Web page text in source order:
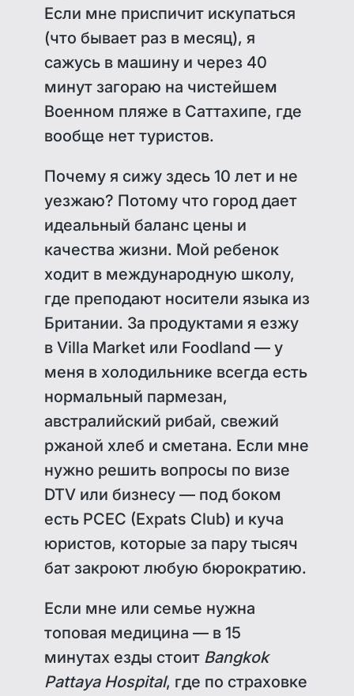
Если мне приспичит искупаться
(что бывает раз в месяц), я
сажусь в машину и через 40
минут загораю на чистейшем
Военном пляже в Саттахипе, где
вообще нет туристов.
Почему я сижу здесь 10 лет и не
уезжаю? Потому что город дает
идеальный баланс цены и
качества жизни. Мой ребенок
ходит в международную школу,
где преподают носители языка из
Британии. За продуктами я езжу
в Villa Market или Foodland — у
меня в холодильнике всегда есть
нормальный пармезан,
австралийский рибай, свежий
ржаной хлеб и сметана. Если мне
нужно решить вопросы по визе
DTV или бизнесу — под боком
есть PCEC (Expats Club) и куча
юристов, которые за пару тысяч
бат закроют любую бюрократию.
Если мне или семье нужна
топовая медицина — в 15
минутах езды стоит Bangkok
Pattaya Hospital, где по страховке